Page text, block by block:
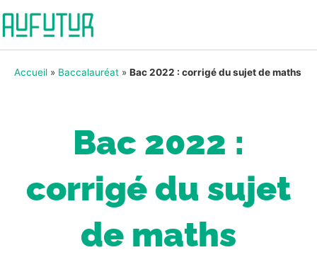
Accueil » Baccalauréat » Bac 2022 : corrigé du sujet de maths
Bac 2022 :
corrigé du sujet
de maths